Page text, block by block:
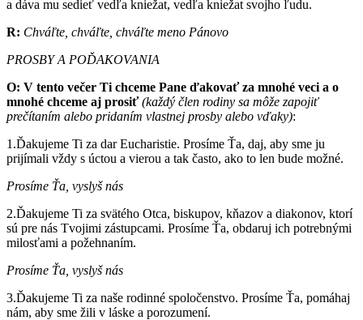
a dáva mu sedieť vedľa kniežat, vedľa kniežat svojho ľudu.
R: Chváľte, chváľte, chváľte meno Pánovo
PROSBY A POĎAKOVANIA
O: V tento večer Ti chceme Pane ďakovať za mnohé veci a o
mnohé chceme aj prosiť (každý člen rodiny sa môže zapojiť
prečítaním alebo pridaním vlastnej prosby alebo vďaky):
1.Ďakujeme Ti za dar Eucharistie. Prosíme Ťa, daj, aby sme ju
prijímali vždy s úctou a vierou a tak často, ako to len bude možné.
Prosíme Ťa, vyslyš nás
2.Ďakujeme Ti za svätého Otca, biskupov, kňazov a diakonov, ktorí
sú pre nás Tvojimi zástupcami. Prosíme Ťa, obdaruj ich potrebnými
milosťami a požehnaním.
Prosíme Ťa, vyslyš nás
3.Ďakujeme Ti za naše rodinné spoločenstvo. Prosíme Ťa, pomáhaj
nám, aby sme žili v láske a porozumení.